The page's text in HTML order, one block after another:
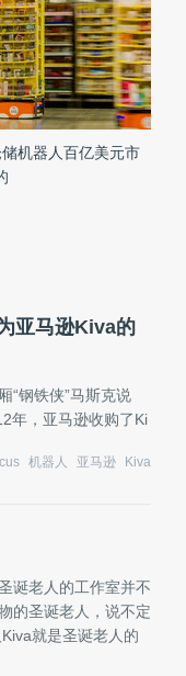
机器人百亿美元市
亚马逊Kiva的
“钢铁侠”马斯克说
年，亚马逊收购了Ki
机器人 亚马逊 Kiva
诞老人的工作室并不
的圣诞老人，说不定
就是圣诞老人的